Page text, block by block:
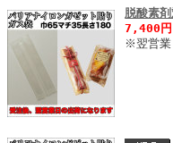
脱酸素
7,400
※翌営業